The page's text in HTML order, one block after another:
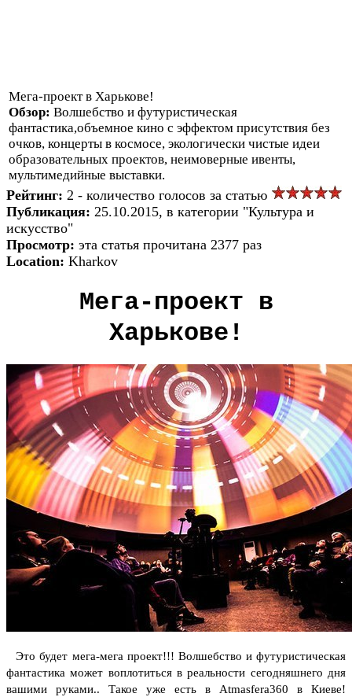
Мега-проект в Харькове!
Обзор: Волшебство и футуристическая
фантастика,объемное кино с эффектом присутствия без
очков, концерты в космосе, экологически чистые идеи
образовательных проектов, неимоверные ивенты,
мультимедийные выставки.
Рейтинг: 2 - количество голосов за статью
Публикация: 25.10.2015, в категории "Культура и
искусство"
Просмотр: эта статья прочитана 2377 раз
Location: Kharkov
Мега-проект в
Харькове!
Это будет мега-мега проект!!! Волшебство и футуристическая
фантастика может воплотиться в реальности сегодняшнего дня
вашими руками.. Такое уже есть в Atmasfera360 в Киеве!